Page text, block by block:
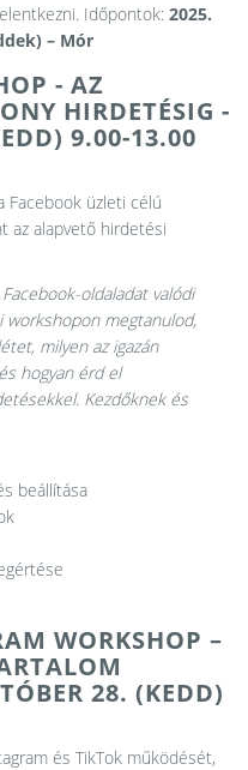
Időpontok: 2025.
– Mór
- AZ
HIRDETÉSIG -
9.00-13.00
Facebook üzleti célú
az alapvető hirdetési
oldaladat valódi
workshopon megtanulod,
milyen az igazán
hogyan érd el
Kezdőknek és
beállítása
WORKSHOP –
28. (KEDD)
és TikTok működését,